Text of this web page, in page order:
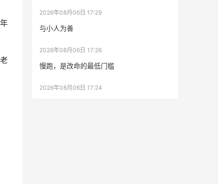
2026年08月06日 17:29
与小人为善
2026年08月06日 17:26
慢跑，是改命的最低门槛
2026年08月06日 17:24